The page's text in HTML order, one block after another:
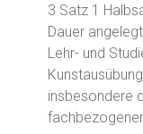
3 Satz 1
Dauer
Lehr- und
insbesondere